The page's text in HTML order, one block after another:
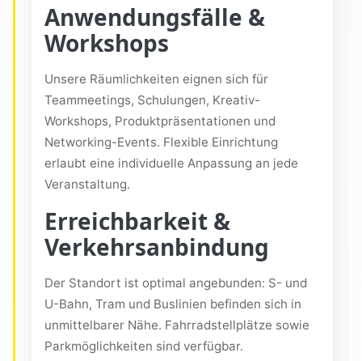
Anwendungsfälle &
Workshops
Unsere Räumlichkeiten eignen sich für
Teammeetings, Schulungen, Kreativ-
Workshops, Produktpräsentationen und
Networking-Events. Flexible Einrichtung
erlaubt eine individuelle Anpassung an jede
Veranstaltung.
Erreichbarkeit &
Verkehrsanbindung
Der Standort ist optimal angebunden: S- und
U-Bahn, Tram und Buslinien befinden sich in
unmittelbarer Nähe. Fahrradstellplätze sowie
Parkmöglichkeiten sind verfügbar.